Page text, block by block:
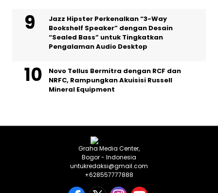
Jazz Hipster Perkenalkan “3-Way
Bookshelf Speaker” dengan Desain
“Sealed Bass” untuk Tingkatkan
Pengalaman Audio Desktop
Novo Tellus Bermitra dengan RCF dan
NRFC, Rampungkan Akuisisi Russell
Mineral Equipment
Graha Media Center,
Bogor - Indonesia
untukredaksi@gmail.com
+628557777888